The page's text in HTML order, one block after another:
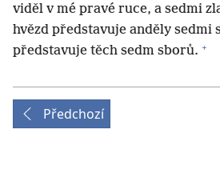
viděl v mé pravé ruce, a sedmi
hvězd představuje anděly sedmi
představuje těch sedm sborů. +
Předchozí